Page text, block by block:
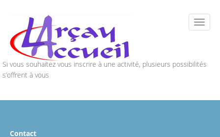
Si vous souhaitez vous inscrire à une activité, plusieurs possibilités
s’offrent à vous
Contact